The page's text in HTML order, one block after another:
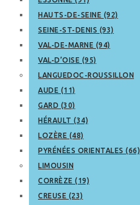
HAUTS-DE-SEINE (92)
SEINE-ST-DENIS (93)
VAL-DE-MARNE (94)
VAL-D’OISE (95)
LANGUEDOC-ROUSSILLON
AUDE (11)
GARD (30)
HÉRAULT (34)
LOZÈRE (48)
PYRÉNÉES ORIENTALES (66)
LIMOUSIN
CORRÈZE (19)
CREUSE (23)